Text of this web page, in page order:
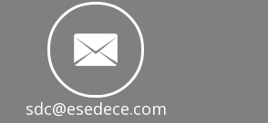
sdc@esedece.com